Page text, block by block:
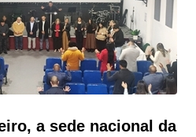
a sede nacional da